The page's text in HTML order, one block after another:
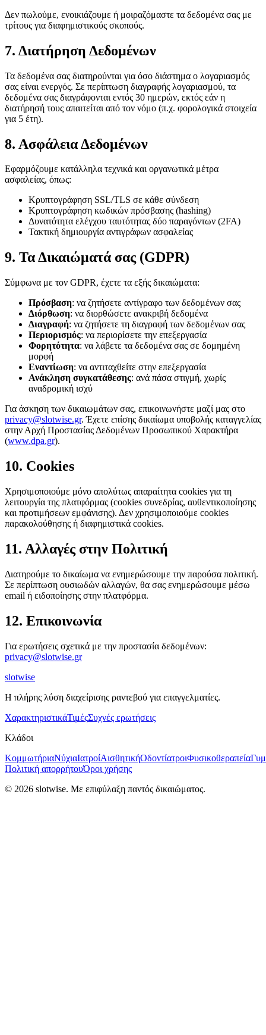
Δεν πωλούμε, ενοικιάζουμε ή μοιραζόμαστε τα δεδομένα σας με
τρίτους για διαφημιστικούς σκοπούς.
7. Διατήρηση Δεδομένων
Τα δεδομένα σας διατηρούνται για όσο διάστημα ο λογαριασμός
σας είναι ενεργός. Σε περίπτωση διαγραφής λογαριασμού, τα
δεδομένα σας διαγράφονται εντός 30 ημερών, εκτός εάν η
διατήρησή τους απαιτείται από τον νόμο (π.χ. φορολογικά στοιχεία
για 5 έτη).
8. Ασφάλεια Δεδομένων
Εφαρμόζουμε κατάλληλα τεχνικά και οργανωτικά μέτρα
ασφαλείας, όπως:
Κρυπτογράφηση SSL/TLS σε κάθε σύνδεση
Κρυπτογράφηση κωδικών πρόσβασης (hashing)
Δυνατότητα ελέγχου ταυτότητας δύο παραγόντων (2FA)
Τακτική δημιουργία αντιγράφων ασφαλείας
9. Τα Δικαιώματά σας (GDPR)
Σύμφωνα με τον GDPR, έχετε τα εξής δικαιώματα:
Πρόσβαση: να ζητήσετε αντίγραφο των δεδομένων σας
Διόρθωση: να διορθώσετε ανακριβή δεδομένα
Διαγραφή: να ζητήσετε τη διαγραφή των δεδομένων σας
Περιορισμός: να περιορίσετε την επεξεργασία
Φορητότητα: να λάβετε τα δεδομένα σας σε δομημένη
μορφή
Εναντίωση: να αντιταχθείτε στην επεξεργασία
Ανάκληση συγκατάθεσης: ανά πάσα στιγμή, χωρίς
αναδρομική ισχύ
Για άσκηση των δικαιωμάτων σας, επικοινωνήστε μαζί μας στο
privacy@slotwise.gr. Έχετε επίσης δικαίωμα υποβολής καταγγελίας
στην Αρχή Προστασίας Δεδομένων Προσωπικού Χαρακτήρα
(www.dpa.gr).
10. Cookies
Χρησιμοποιούμε μόνο απολύτως απαραίτητα cookies για τη
λειτουργία της πλατφόρμας (cookies συνεδρίας, αυθεντικοποίησης
και προτιμήσεων εμφάνισης). Δεν χρησιμοποιούμε cookies
παρακολούθησης ή διαφημιστικά cookies.
11. Αλλαγές στην Πολιτική
Διατηρούμε το δικαίωμα να ενημερώσουμε την παρούσα πολιτική.
Σε περίπτωση ουσιωδών αλλαγών, θα σας ενημερώσουμε μέσω
email ή ειδοποίησης στην πλατφόρμα.
12. Επικοινωνία
Για ερωτήσεις σχετικά με την προστασία δεδομένων:
privacy@slotwise.gr
slotwise
Η πλήρης λύση διαχείρισης ραντεβού για επαγγελματίες.
ΧαρακτηριστικάΤιμέςΣυχνές ερωτήσεις
Κλάδοι
ΚομμωτήριαΝύχιαΙατροίΑισθητικήΟδοντίατροιΦυσικοθεραπεία
Πολιτική απορρήτουΌροι χρήσης
© 2026 slotwise. Με επιφύλαξη παντός δικαιώματος.